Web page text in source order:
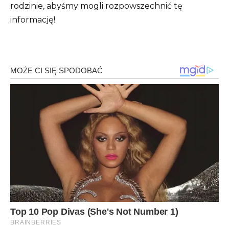
rodzinie, abyśmy mogli rozpowszechnić tę
informację!